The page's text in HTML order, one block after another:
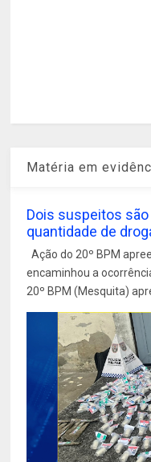
Matéria em
Dois suspeitos
quantidade de
Ação do 20º BPM
encaminhou a
20º BPM (Mesquita)